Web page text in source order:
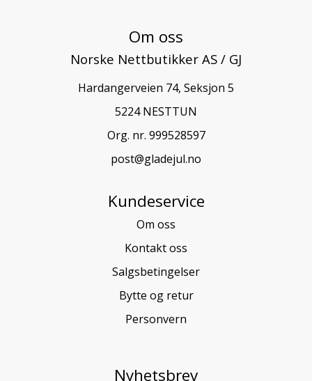
Om oss
Norske Nettbutikker AS / GJ
Hardangerveien 74, Seksjon 5
5224 NESTTUN
Org. nr. 999528597
post@gladejul.no
Kundeservice
Om oss
Kontakt oss
Salgsbetingelser
Bytte og retur
Personvern
Nyhetsbrev